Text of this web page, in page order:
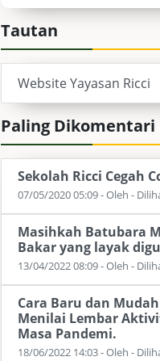
Tautan
Website Yayasan Ricci
Paling Dikomentari
Sekolah Ricci Cegah
07/05/2020 05:09 - Oleh -
Masihkah Batubara
Bakar yang layak
13/04/2022 08:09 - Oleh -
Cara Baru dan
Menilai Lembar
Masa Pandemi.
18/06/2022 14:03 - Oleh -